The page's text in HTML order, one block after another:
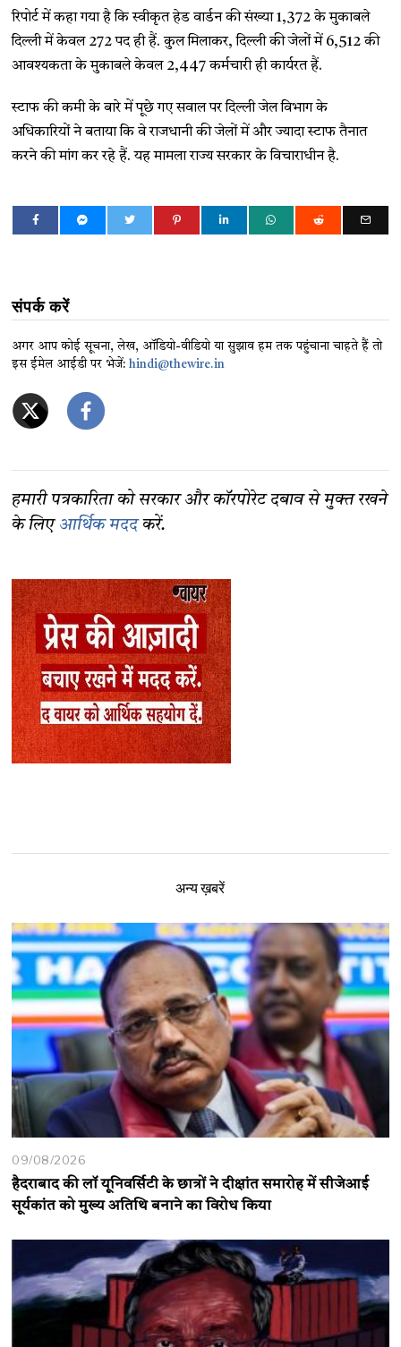
रिपोर्ट में कहा गया है कि स्वीकृत हेड वार्डन की संख्या 1,372 के मुकाबले
दिल्ली में केवल 272 पद ही हैं. कुल मिलाकर, दिल्ली की जेलों में 6,512 की
आवश्यकता के मुकाबले केवल 2,447 कर्मचारी ही कार्यरत हैं.
स्टाफ की कमी के बारे में पूछे गए सवाल पर दिल्ली जेल विभाग के
अधिकारियों ने बताया कि वे राजधानी की जेलों में और ज्यादा स्टाफ तैनात
करने की मांग कर रहे हैं. यह मामला राज्य सरकार के विचाराधीन है.
संपर्क करें
अगर आप कोई सूचना, लेख, ऑडियो-वीडियो या सुझाव हम तक पहुंचाना चाहते हैं तो
इस ईमेल आईडी पर भेजें:hindi@thewire.in
हमारी पत्रकारिता को सरकार और कॉरपोरेट दबाव से मुक्त रखने
के लिए आर्थिक मददकरें.
अन्य ख़बरें
09/08/2026
हैदराबाद की लॉ यूनिवर्सिटी के छात्रों ने दीक्षांत समारोह में सीजेआई
सूर्यकांत को मुख्य अतिथि बनाने का विरोध किया